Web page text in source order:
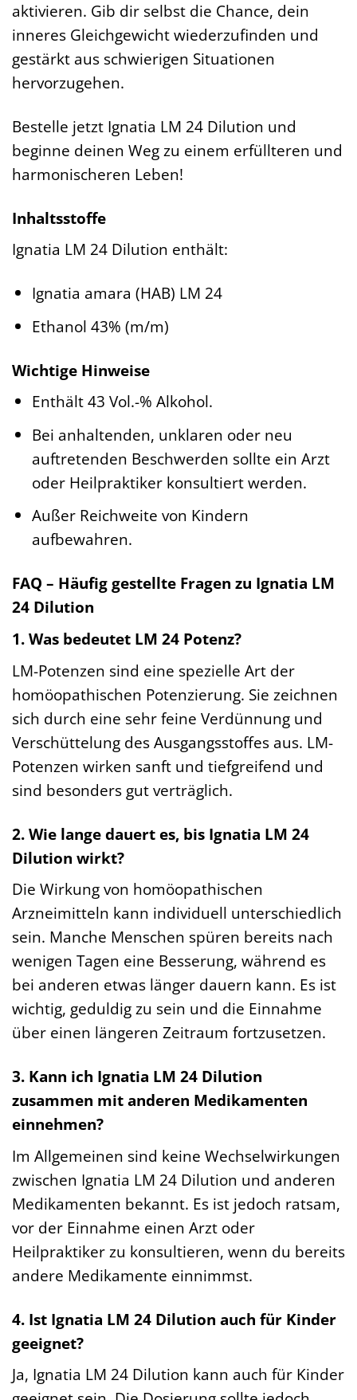
aktivieren. Gib dir selbst die Chance, dein
inneres Gleichgewicht wiederzufinden und
gestärkt aus schwierigen Situationen
hervorzugehen.
Bestelle jetzt Ignatia LM 24 Dilution und
beginne deinen Weg zu einem erfüllteren und
harmonischeren Leben!
Inhaltsstoffe
Ignatia LM 24 Dilution enthält:
Ignatia amara (HAB) LM 24
Ethanol 43% (m/m)
Wichtige Hinweise
Enthält 43 Vol.-% Alkohol.
Bei anhaltenden, unklaren oder neu
auftretenden Beschwerden sollte ein Arzt
oder Heilpraktiker konsultiert werden.
Außer Reichweite von Kindern
aufbewahren.
FAQ – Häufig gestellte Fragen zu Ignatia LM
24 Dilution
1. Was bedeutet LM 24 Potenz?
LM-Potenzen sind eine spezielle Art der
homöopathischen Potenzierung. Sie zeichnen
sich durch eine sehr feine Verdünnung und
Verschüttelung des Ausgangsstoffes aus. LM-
Potenzen wirken sanft und tiefgreifend und
sind besonders gut verträglich.
2. Wie lange dauert es, bis Ignatia LM 24
Dilution wirkt?
Die Wirkung von homöopathischen
Arzneimitteln kann individuell unterschiedlich
sein. Manche Menschen spüren bereits nach
wenigen Tagen eine Besserung, während es
bei anderen etwas länger dauern kann. Es ist
wichtig, geduldig zu sein und die Einnahme
über einen längeren Zeitraum fortzusetzen.
3. Kann ich Ignatia LM 24 Dilution
zusammen mit anderen Medikamenten
einnehmen?
Im Allgemeinen sind keine Wechselwirkungen
zwischen Ignatia LM 24 Dilution und anderen
Medikamenten bekannt. Es ist jedoch ratsam,
vor der Einnahme einen Arzt oder
Heilpraktiker zu konsultieren, wenn du bereits
andere Medikamente einnimmst.
4. Ist Ignatia LM 24 Dilution auch für Kinder
geeignet?
Ja, Ignatia LM 24 Dilution kann auch für Kinder